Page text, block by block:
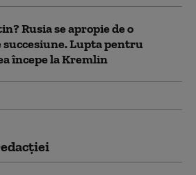
Rusia se apropie de o
Lupta pentru
începe la Kremlin